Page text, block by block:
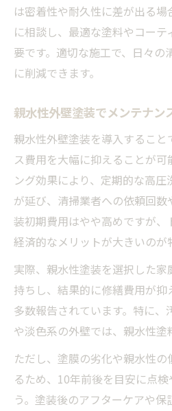
は密着性や耐久性に差が出る
に相談し、最適な塗料やコー
要です。適切な施工で、日々の
に削減できます。
親水性外壁塗装でメンテナン
親水性外壁塗装を導入するこ
ス費用を大幅に抑えることが可
ング効果により、定期的な高
が延び、清掃業者への依頼回数
装初期費用はやや高めですが、
経済的なメリットが大きいのが
実際、親水性塗装を選択した
持ちし、結果的に修繕費用が
多数報告されています。特に、
や淡色系の外壁では、親水性塗
ただし、塗膜の劣化や親水性
るため、10年前後を目安に点
う。塗装後のアフターケアや